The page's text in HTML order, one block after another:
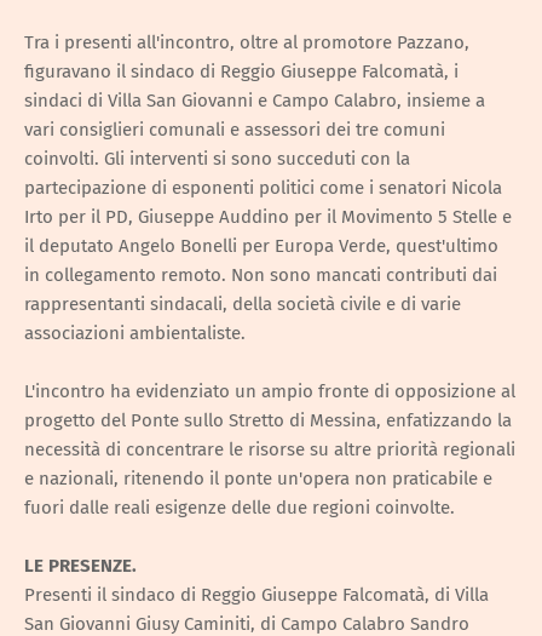
Tra i presenti all'incontro, oltre al promotore Pazzano,
figuravano il sindaco di Reggio Giuseppe Falcomatà, i
sindaci di Villa San Giovanni e Campo Calabro, insieme a
vari consiglieri comunali e assessori dei tre comuni
coinvolti. Gli interventi si sono succeduti con la
partecipazione di esponenti politici come i senatori Nicola
Irto per il PD, Giuseppe Auddino per il Movimento 5 Stelle e
il deputato Angelo Bonelli per Europa Verde, quest'ultimo
in collegamento remoto. Non sono mancati contributi dai
rappresentanti sindacali, della società civile e di varie
associazioni ambientaliste.
L'incontro ha evidenziato un ampio fronte di opposizione al
progetto del Ponte sullo Stretto di Messina, enfatizzando la
necessità di concentrare le risorse su altre priorità regionali
e nazionali, ritenendo il ponte un'opera non praticabile e
fuori dalle reali esigenze delle due regioni coinvolte.
LE PRESENZE.
Presenti il sindaco di Reggio Giuseppe Falcomatà, di Villa
San Giovanni Giusy Caminiti, di Campo Calabro Sandro